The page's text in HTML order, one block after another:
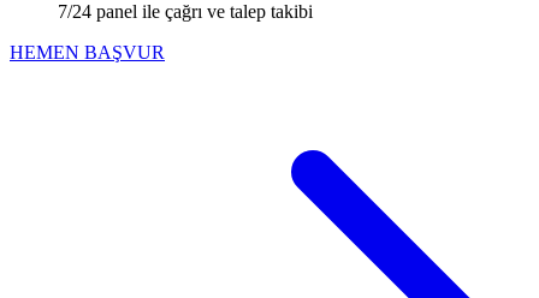
7/24 panel ile çağrı ve talep takibi
HEMEN BAŞVUR